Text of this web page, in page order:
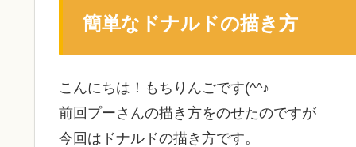
簡単なドナルドの描き方
こんにちは！もちりんごです(^^♪
前回プーさんの描き方をのせたのですが
今回はドナルドの描き方です。